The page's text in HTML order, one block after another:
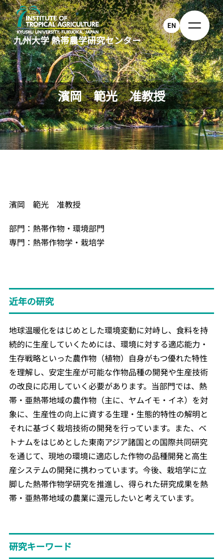
九州大学熱帯農学研究センター
EN
濱岡 範光 准教授
濱岡
範光 准教授
部門：熱帯作物・環境部門
専門：熱帯作物学・栽培学
近年の研究
地球温暖化をはじめとした環境変動に対峙し、食料を持
続的に生産していくためには、環境に対する適応能力・
生存戦略といった農作物（植物）自身がもつ優れた特性
を理解し、安定生産が可能な作物品種の開発や生産技術
の改良に応用していく必要があります。当部門では、熱
帯・亜熱帯地域の農作物（主に、ヤムイモ・イネ）を対
象に、生産性の向上に資する生理・生態的特性の解明と
それに基づく栽培技術の開発を行っています。また、ベ
トナムをはじめとした東南アジア諸国との国際共同研究
を通じて、現地の環境に適応した作物の品種開発と高生
産システムの開発に携わっています。今後、栽培学に立
脚した熱帯作物学研究を推進し、得られた研究成果を熱
帯・亜熱帯地域の農業に還元したいと考えています。
研究キーワード